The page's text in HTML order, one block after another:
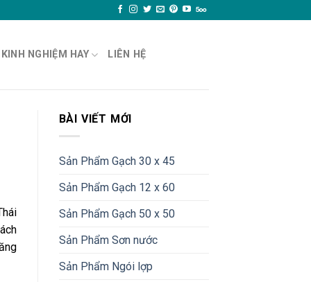
KINH NGHIỆM HAY LIÊN HỆ
BÀI VIẾT MỚI
Sản Phẩm Gạch 30 x 45
Sản Phẩm Gạch 12 x 60
Sản Phẩm Gạch 50 x 50
Sản Phẩm Sơn nước
Sản Phẩm Ngói lợp